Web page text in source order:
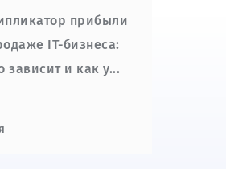
прибыли
IT-бизнеса:
зависит и как у...